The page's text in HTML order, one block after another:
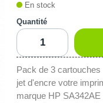
En stock
Quantité
Pack de 3
jet d'encre votre
marque HP